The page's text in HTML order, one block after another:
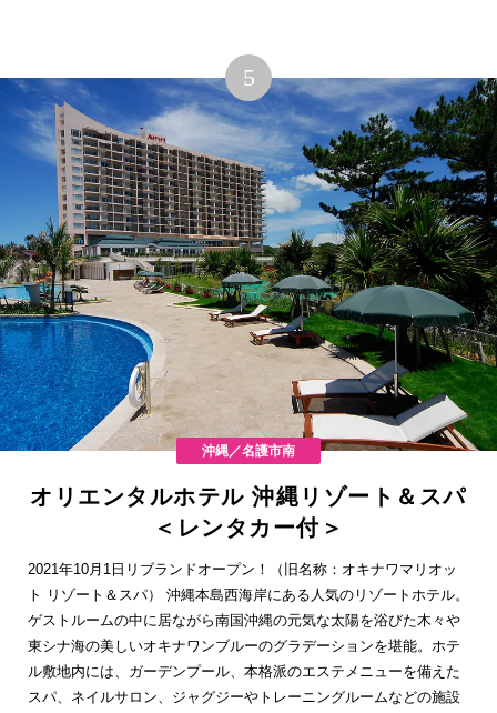
沖縄／名護市南
オリエンタルホテル 沖縄リゾート＆スパ
＜レンタカー付＞
2021年10月1日リブランドオープン！（旧名称：オキナワマリオッ
ト リゾート＆スパ） 沖縄本島西海岸にある人気のリゾートホテル。
ゲストルームの中に居ながら南国沖縄の元気な太陽を浴びた木々や
東シナ海の美しいオキナワンブルーのグラデーションを堪能。ホテ
ル敷地内には、ガーデンプール、本格派のエステメニューを備えた
スパ、ネイルサロン、ジャグジーやトレーニングルームなどの施設